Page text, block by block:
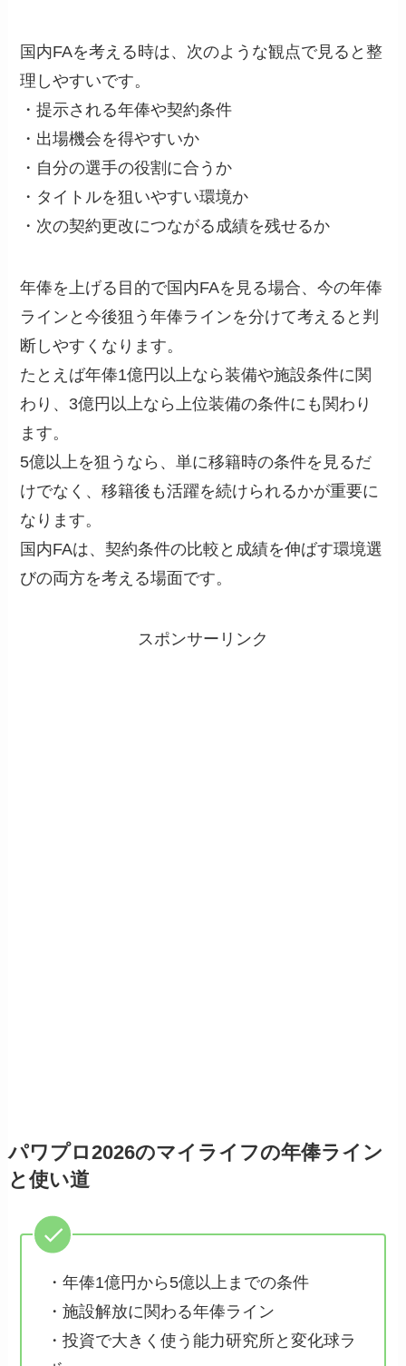
国内FAを考える時は、次のような観点で見ると整
理しやすいです。
・提示される年俸や契約条件
・出場機会を得やすいか
・自分の選手の役割に合うか
・タイトルを狙いやすい環境か
・次の契約更改につながる成績を残せるか
年俸を上げる目的で国内FAを見る場合、今の年俸
ラインと今後狙う年俸ラインを分けて考えると判
断しやすくなります。
たとえば年俸1億円以上なら装備や施設条件に関
わり、3億円以上なら上位装備の条件にも関わり
ます。
5億以上を狙うなら、単に移籍時の条件を見るだ
けでなく、移籍後も活躍を続けられるかが重要に
なります。
国内FAは、契約条件の比較と成績を伸ばす環境選
びの両方を考える場面です。
スポンサーリンク
パワプロ2026のマイライフの年俸ライン
と使い道
・年俸1億円から5億以上までの条件
・施設解放に関わる年俸ライン
・投資で大きく使う能力研究所と変化球ラ